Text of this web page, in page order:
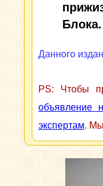
Данного
PS: Чтобы
объявление
экспертам. Мы